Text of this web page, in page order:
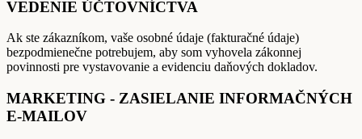
VEDENIE ÚČTOVNÍCTVA
Ak ste zákazníkom, vaše osobné údaje (fakturačné údaje)
bezpodmienečne potrebujem, aby som vyhovela zákonnej
povinnosti pre vystavovanie a evidenciu daňových dokladov.
MARKETING - ZASIELANIE INFORMAČNÝCH
E-MAILOV